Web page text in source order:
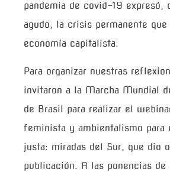
pandemia de covid-19 expresó,
agudo, la crisis permanente
economía capitalista.
Para organizar nuestras
invitaron a la Marcha Mundial
de Brasil para realizar el
feminista y ambientalismo para
justa: miradas del Sur, que dio
publicación. A las ponencias de